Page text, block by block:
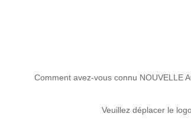
Comment avez-vous connu NOUVELLE
Veuillez déplacer le